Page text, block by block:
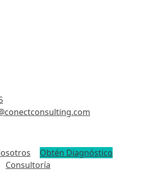
Consultoría
Obtén Diagnóstico